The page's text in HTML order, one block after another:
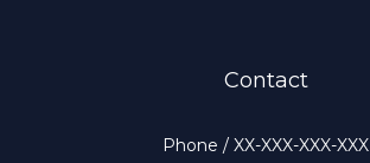
Contact
Phone / XX-XXX-XXX-XXX